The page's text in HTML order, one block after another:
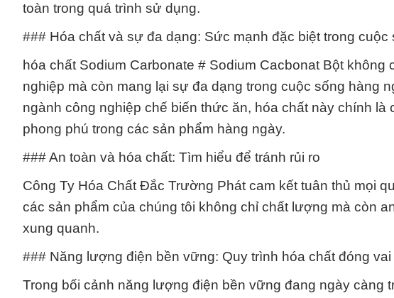
toàn trong quá trình sử dụng.
### Hóa chất và sự đa dạng: Sức mạnh đặc biệt trong cuộc
hóa chất Sodium Carbonate # Sodium Cacbonat Bột
nghiệp mà còn mang lại sự đa dạng trong cuộc sống hàng
ngành công nghiệp chế biến thức ăn, hóa chất này chính
phong phú trong các sản phẩm hàng ngày.
### An toàn và hóa chất: Tìm hiểu để tránh rủi ro
Công Ty Hóa Chất Đắc Trường Phát cam kết tuân thủ mọi
các sản phẩm của chúng tôi không chỉ chất lượng mà còn
xung quanh.
### Năng lượng điện bền vững: Quy trình hóa chất đóng vai
Trong bối cảnh năng lượng điện bền vững đang ngày càng